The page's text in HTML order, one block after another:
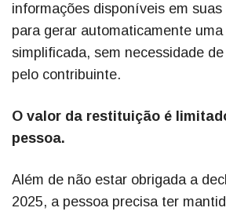
informações disponíveis em
para gerar automaticamente
simplificada, sem necessidade
pelo contribuinte.
O valor da restituição é
pessoa.
Além de não estar obrigada a
2025, a pessoa precisa ter